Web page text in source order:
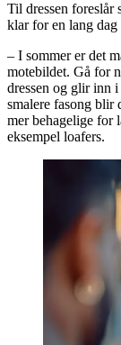
Til dressen foreslår
klar for en lang dag
– I sommer er det
motebildet. Gå for
dressen og glir inn
smalere fasong blir
mer behagelige for
eksempel loafers.